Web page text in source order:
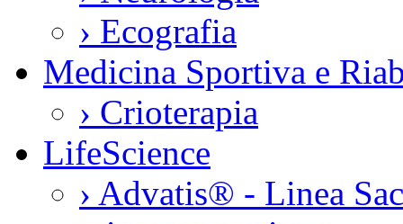
› Ecografia
Medicina Sportiva e
› Crioterapia
LifeScience
› Advatis® - Linea